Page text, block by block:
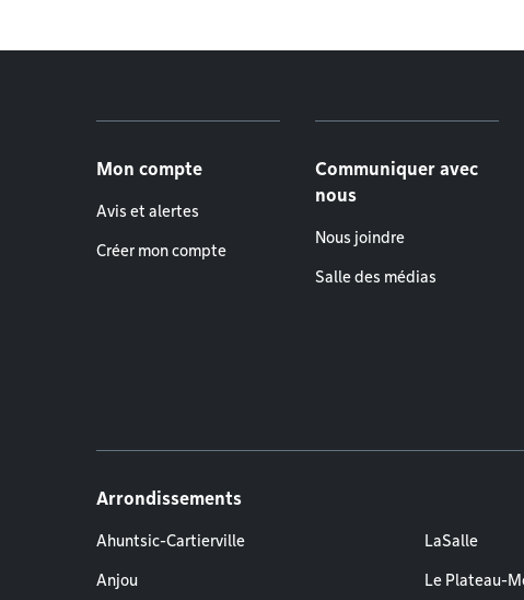
Mon compte
Avis et alertes
Créer mon compte
Communiquer avec
nous
Nous joindre
Salle des médias
Arrondissements
Ahuntsic-Cartierville
Anjou
LaSalle
Le Plateau-